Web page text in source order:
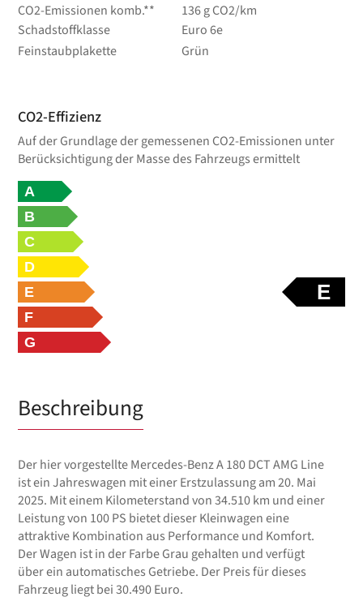
CO2-Emissionen komb.**
136 g CO2/km
Schadstoffklasse
Euro 6e
Feinstaubplakette
Grün
CO2-Effizienz
Auf der Grundlage der gemessenen CO2-Emissionen unter
Berücksichtigung der Masse des Fahrzeugs ermittelt
E
A
B
C
D
E
F
G
Beschreibung
Der hier vorgestellte Mercedes-Benz A 180 DCT AMG Line
ist ein Jahreswagen mit einer Erstzulassung am 20. Mai
2025. Mit einem Kilometerstand von 34.510 km und einer
Leistung von 100 PS bietet dieser Kleinwagen eine
attraktive Kombination aus Performance und Komfort.
Der Wagen ist in der Farbe Grau gehalten und verfügt
über ein automatisches Getriebe. Der Preis für dieses
Fahrzeug liegt bei 30.490 Euro.